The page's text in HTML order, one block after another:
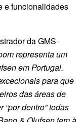
e funcionalidades
da GMS-
representa um
em Portugal.
para que
das áreas de
dentro” todas